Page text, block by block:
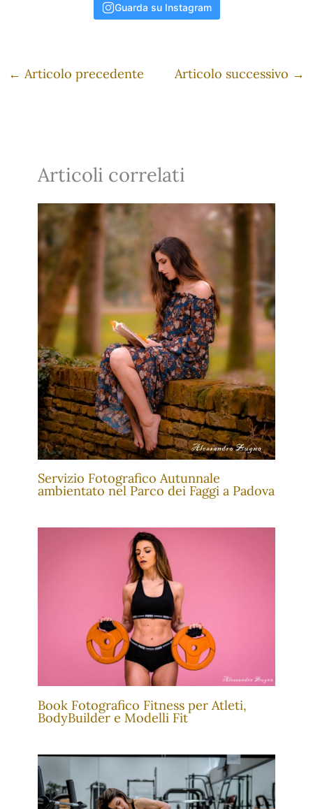
Guarda su Instagram
← Articolo precedente Articolo successivo →
Articoli correlati
Servizio Fotografico Autunnale
ambientato nel Parco dei Faggi a Padova
Book Fotografico Fitness per Atleti,
BodyBuilder e Modelli Fit